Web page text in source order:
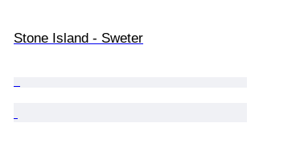
Stone Island - Sweter